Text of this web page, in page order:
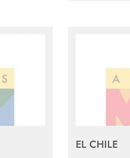
EL CHILE